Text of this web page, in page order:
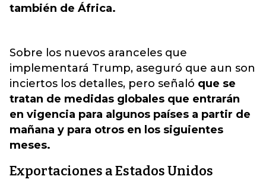
también de África.
Sobre los nuevos aranceles que
implementará Trump, aseguró que aun son
inciertos los detalles, pero señaló que se
tratan de medidas globales que entrarán
en vigencia para algunos países a partir de
mañana y para otros en los siguientes
meses.
Exportaciones a Estados Unidos